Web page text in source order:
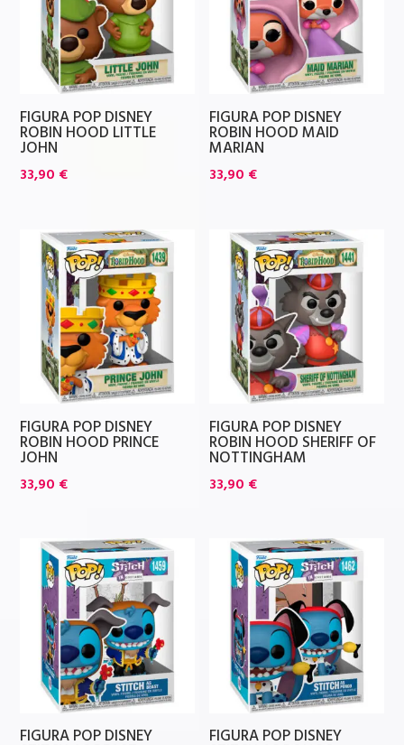
FIGURA POP DISNEY
ROBIN HOOD LITTLE
JOHN
33,90 €
FIGURA POP DISNEY
ROBIN HOOD MAID
MARIAN
33,90 €
FIGURA POP DISNEY
ROBIN HOOD PRINCE
JOHN
33,90 €
FIGURA POP DISNEY
ROBIN HOOD SHERIFF OF
NOTTINGHAM
33,90 €
FIGURA POP DISNEY FIGURA POP DISNEY